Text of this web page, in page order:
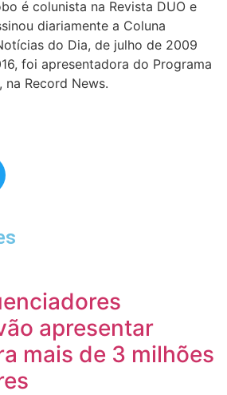
é colunista na Revista DUO e
diariamente a Coluna
do Dia, de julho de 2009
foi apresentadora do Programa
Record News.
apresentar
mais de 3 milhões